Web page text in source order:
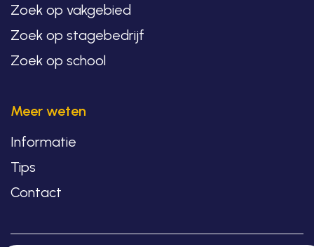
Zoek op vakgebied
Zoek op stagebedrijf
Zoek op school
Meer weten
Informatie
Tips
Contact